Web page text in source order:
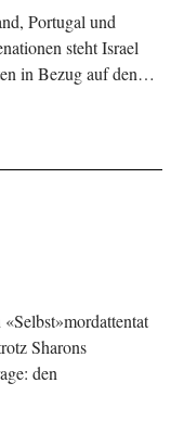
Portugal und
steht Israel
in Bezug auf den…
Sharons
den